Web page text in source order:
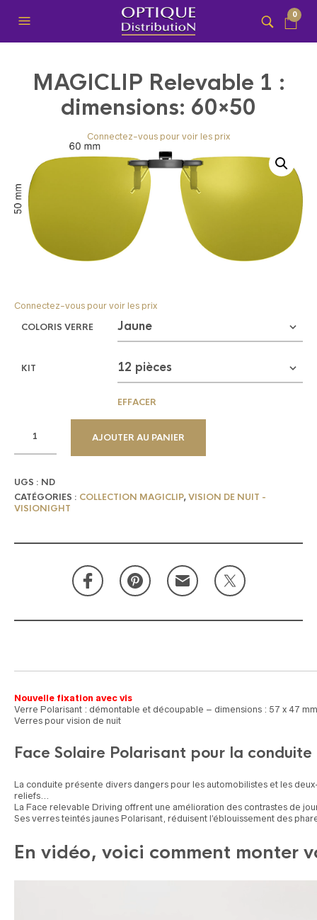
0
MAGICLIP Relevable 1 :
dimensions: 60×50
Connectez-vous pour voir les prix
Connectez-vous pour voir les prix
COLORIS VERRE
KIT
EFFACER
AJOUTER AU PANIER
UGS : ND
CATÉGORIES : COLLECTION MAGICLIP,VISION DE NUIT -
VISIONIGHT
Nouvelle fixation avec vis
Verre Polarisant : démontable et découpable – dimensions : 57 x 47 mm
Verres pour vision de nuit
Face Solaire Polarisant pour la conduite
La conduite présente divers dangers pour les automobilistes et les
reliefs…
La Face relevable Driving offrent une amélioration des contrastes de
Ses verres teintés jaunes Polarisant, réduisent l’éblouissement des
En vidéo, voici comment monter